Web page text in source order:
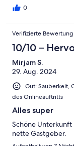
0
Verifizierte Bewertung
10/10 –
Mirjam S.
29. Aug. 2024
Gut: Sauberkeit,
des Onlineauftritts
Alles super
Schöne Unterkunft
nette Gastgeber.